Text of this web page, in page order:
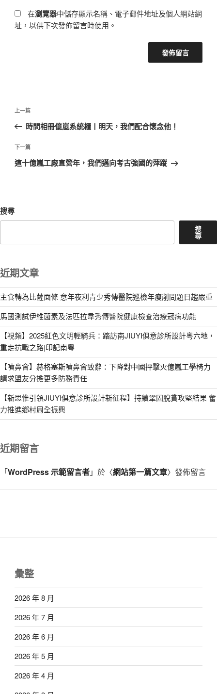
在瀏覽器中儲存顯示名稱、電子郵件地址及個人網站網
址，以供下次發佈留言時使用。
文
導
覽
上
一
文
章
上一篇
時間相冊億嵐系統櫃丨明天，我們配合懷念他！
下
一
下一篇
這十億嵐工廠直營年，我們邁向考古強國的萍蹤
搜尋
搜
尋
近期文章
主食轉為比薩面條 意年夜利青少秀傳醫院巡檢年瘦削問題日趨嚴重
馬國測試伊維菌素及法匹拉韋秀傳醫院健康檢查治療冠病功能
【視頻】2025紅色文明輕騎兵：踏訪南JIUYI俱意診所設計粵六地，
重走抗戰之路|印記南粵
【噴鼻會】赫格塞斯噴鼻會致辭：下降對中國抨擊火億嵐工學椅力
請求盟友分擔更多防務責任
【新思惟引領JIUYI俱意診所設計新征程】持續鞏固脫貧攻堅結果 奮
力推進鄉村周全振興
近期留言
「WordPress 示範留言者」於〈網站第一篇文章〉發佈留言
彙整
2026 年 8 月
2026 年 7 月
2026 年 6 月
2026 年 5 月
2026 年 4 月